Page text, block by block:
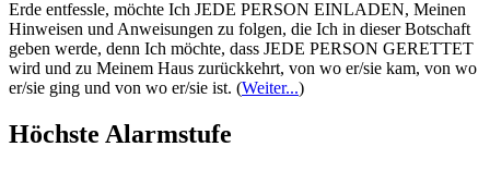
Erde entfessle, möchte Ich JEDE PERSON EINLADEN, Meinen
Hinweisen und Anweisungen zu folgen, die Ich in dieser Botschaft
geben werde, denn Ich möchte, dass JEDE PERSON GERETTET
wird und zu Meinem Haus zurückkehrt, von wo er/sie kam, von wo
er/sie ging und von wo er/sie ist. (Weiter...)
Höchste Alarmstufe